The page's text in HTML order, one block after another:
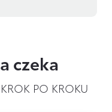
czeka
PO KROKU